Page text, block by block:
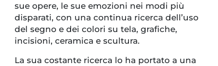
sue opere, le sue emozioni nei modi più
disparati, con una continua ricerca dell’uso
del segno e dei colori su tela, grafiche,
incisioni, ceramica e scultura.
La sua costante ricerca lo ha portato a una